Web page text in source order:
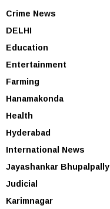
Crime News
DELHI
Education
Entertainment
Farming
Hanamakonda
Health
Hyderabad
International News
Jayashankar Bhupalpally
Judicial
Karimnagar